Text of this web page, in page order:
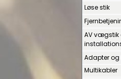
Løse stik
AV vægstik
Adapter og
Multikabler